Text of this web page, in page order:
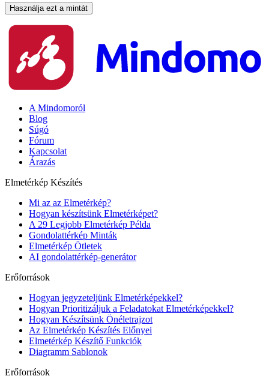
Használja ezt a mintát
A Mindomoról
Blog
Súgó
Fórum
Kapcsolat
Árazás
Elmetérkép Készítés
Mi az az Elmetérkép?
Hogyan készítsünk Elmetérképet?
A 29 Legjobb Elmetérkép Példa
Gondolattérkép Minták
Elmetérkép Ötletek
AI gondolattérkép-generátor
Erőforrások
Hogyan jegyzeteljünk Elmetérképekkel?
Hogyan Prioritizáljuk a Feladatokat Elmetérképekkel?
Hogyan Készítsünk Önéletrajzot
Az Elmetérkép Készítés Előnyei
Elmetérkép Készítő Funkciók
Diagramm Sablonok
Erőforrások